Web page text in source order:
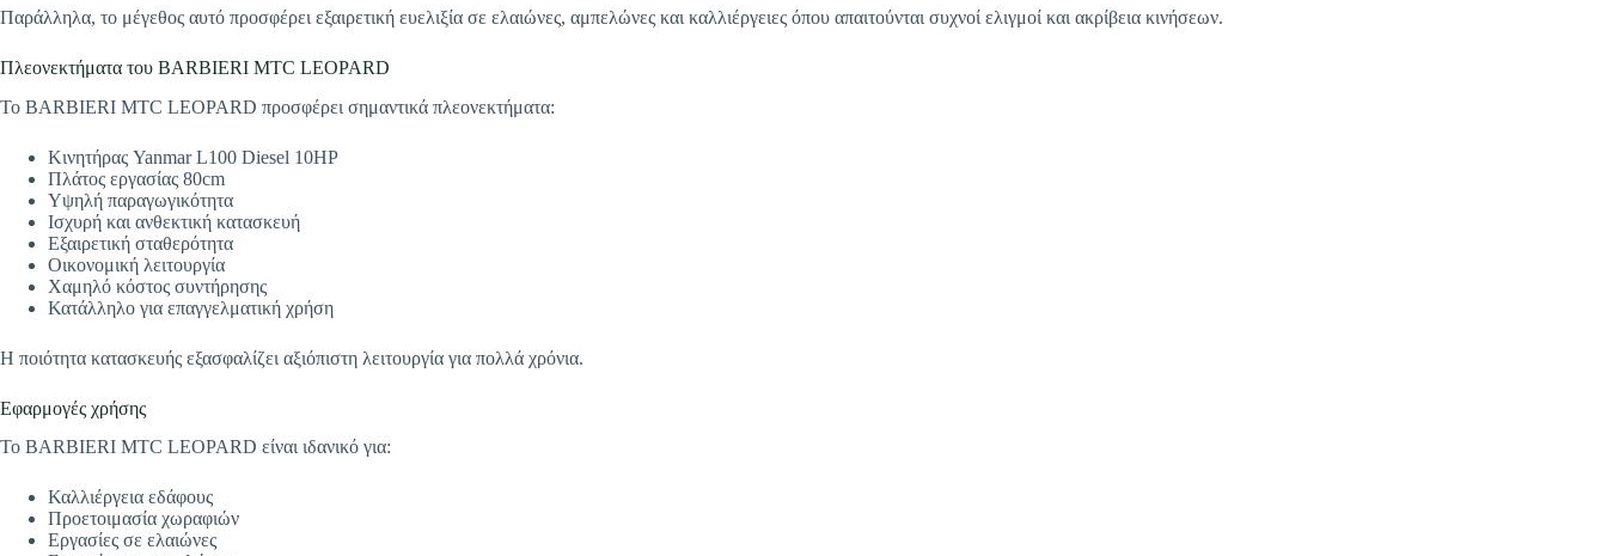
Παράλληλα, το μέγεθος αυτό προσφέρει εξαιρετική ευελιξία σε ελαιώνες, αμπελώνες και καλλιέργειες όπου απαιτούνται συχνοί ελιγμοί και ακρίβεια κινήσεων.
Πλεονεκτήματα του BARBIERI MTC LEOPARD
Το BARBIERI MTC LEOPARD προσφέρει σημαντικά πλεονεκτήματα:
Κινητήρας Yanmar L100 Diesel 10HP
Πλάτος εργασίας 80cm
Υψηλή παραγωγικότητα
Ισχυρή και ανθεκτική κατασκευή
Εξαιρετική σταθερότητα
Οικονομική λειτουργία
Χαμηλό κόστος συντήρησης
Κατάλληλο για επαγγελματική χρήση
Η ποιότητα κατασκευής εξασφαλίζει αξιόπιστη λειτουργία για πολλά χρόνια.
Εφαρμογές χρήσης
Το BARBIERI MTC LEOPARD είναι ιδανικό για:
Καλλιέργεια εδάφους
Προετοιμασία χωραφιών
Εργασίες σε ελαιώνες